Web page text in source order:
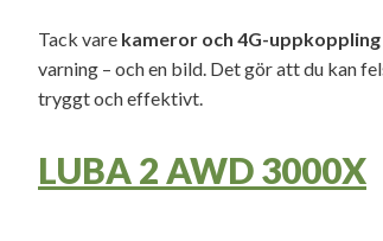
Tack vare kameror och 4G-uppkoppling
varning – och en bild. Det gör att du kan
tryggt och effektivt.
LUBA 2 AWD 3000X